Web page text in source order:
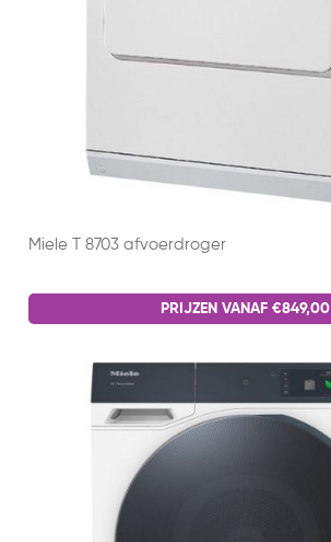
Miele T 8703 afvoerdroger
PRIJZEN VANAF €849,00